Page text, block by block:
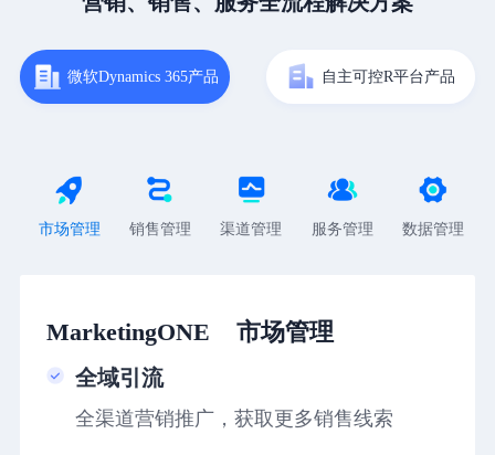
微软Dynamics 365产品 自主可控R平台产品
市场管理 销售管理 渠道管理 服务管理 数据管理
MarketingONE 市场管理
全域引流
全渠道营销推广，获取更多销售线索